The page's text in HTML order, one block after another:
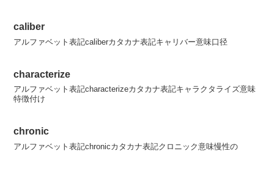
caliber
アルファベット表記caliberカタカナ表記キャリバー意味口径
characterize
アルファベット表記characterizeカタカナ表記キャラクタライズ意味
特徴付け
chronic
アルファベット表記chronicカタカナ表記クロニック意味慢性の